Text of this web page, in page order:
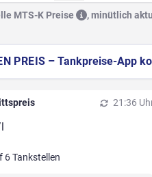
MTS-K Preise ,minütlich
PREIS – Tankpreise-App
21:36
6Tankstellen